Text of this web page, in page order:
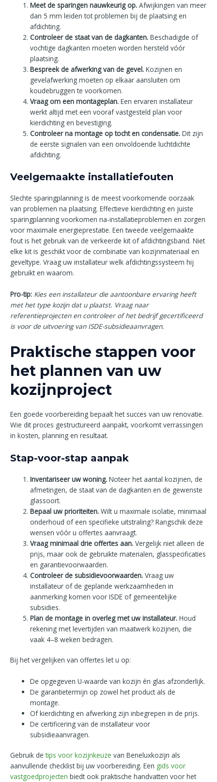
Meet de sparingen nauwkeurig op. Afwijkingen van meer
dan 5 mm leiden tot problemen bij de plaatsing en
afdichting.
Controleer de staat van de dagkanten. Beschadigde of
vochtige dagkanten moeten worden hersteld vóór
plaatsing.
Bespreek de afwerking van de gevel. Kozijnen en
gevelafwerking moeten op elkaar aansluiten om
koudebruggen te voorkomen.
Vraag om een montageplan. Een ervaren installateur
werkt altijd met een vooraf vastgesteld plan voor
kierdichting en bevestiging.
Controleer na montage op tocht en condensatie. Dit zijn
de eerste signalen van een onvoldoende luchtdichte
afdichting.
Veelgemaakte installatiefouten
Slechte sparingplanning is de meest voorkomende oorzaak
van problemen na plaatsing. Effectieve kierdichting en juiste
sparingplanning voorkomen na-installatieproblemen en zorgen
voor maximale energieprestatie. Een tweede veelgemaakte
fout is het gebruik van de verkeerde kit of afdichtingsband. Niet
elke kit is geschikt voor de combinatie van kozijnmateriaal en
geveltype. Vraag uw installateur welk afdichtingssysteem hij
gebruikt en waarom.
Pro-tip: Kies een installateur die aantoonbare ervaring heeft
met het type kozijn dat u plaatst. Vraag naar
referentieprojecten en controleer of het bedrijf gecertificeerd
is voor de uitvoering van ISDE-subsidieaanvragen.
Praktische stappen voor
het plannen van uw
kozijnproject
Een goede voorbereiding bepaalt het succes van uw renovatie.
Wie dit proces gestructureerd aanpakt, voorkomt verrassingen
in kosten, planning en resultaat.
Stap-voor-stap aanpak
Inventariseer uw woning. Noteer het aantal kozijnen, de
afmetingen, de staat van de dagkanten en de gewenste
glassoort.
Bepaal uw prioriteiten. Wilt u maximale isolatie, minimaal
onderhoud of een specifieke uitstraling? Rangschik deze
wensen vóór u offertes aanvraagt.
Vraag minimaal drie offertes aan. Vergelijk niet alleen de
prijs, maar ook de gebruikte materialen, glasspecificaties
en garantievoorwaarden.
Controleer de subsidievoorwaarden. Vraag uw
installateur of de geplande werkzaamheden in
aanmerking komen voor ISDE of gemeentelijke
subsidies.
Plan de montage in overleg met uw installateur. Houd
rekening met levertijden van maatwerk kozijnen, die
vaak 4–8 weken bedragen.
Bij het vergelijken van offertes let u op:
De opgegeven U-waarde van kozijn én glas afzonderlijk.
De garantietermijn op zowel het product als de
montage.
Of kierdichting en afwerking zijn inbegrepen in de prijs.
De certificering van de installateur voor
subsidieaanvragen.
Gebruik detips voor kozijnkeuze van Beneluxkozijn als
aanvullende checklist bij uw voorbereiding. Een gids voor
vastgoedprojecten biedt ook praktische handvatten voor het